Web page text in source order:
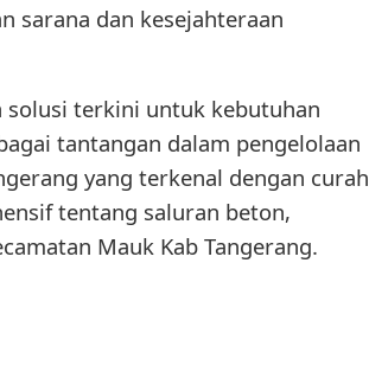
sarana dan kesejahteraan
solusi terkini untuk kebutuhan
tantangan dalam pengelolaan
yang terkenal dengan curah
tentang saluran beton,
Mauk Kab Tangerang.